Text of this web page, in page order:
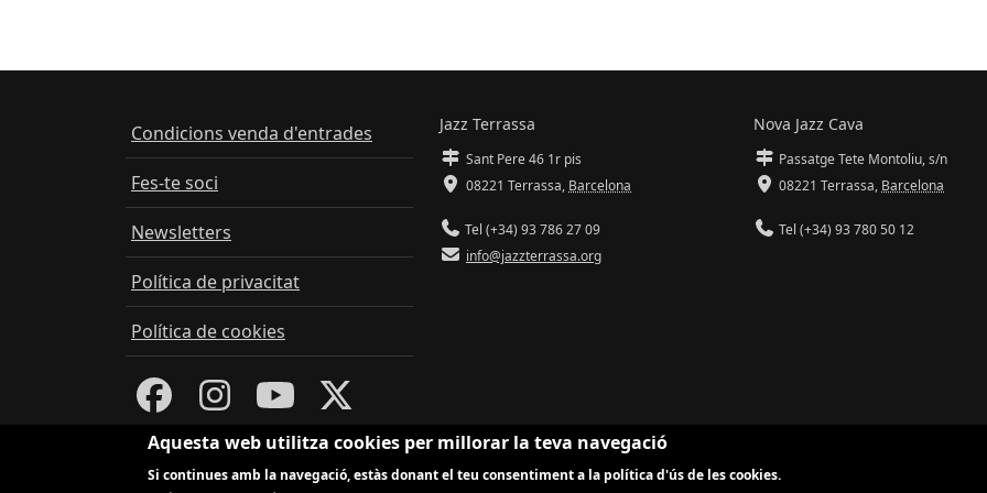
Condicions venda d'entrades
Fes-te soci
Newsletters
Política de privacitat
Política de cookies
Jazz Terrassa
Sant Pere 46 1r pis
08221 Terrassa, Barcelona
Tel (+34) 93 786 27 09
info@jazzterrassa.org
Nova Jazz Cava
Passatge Tete Montoliu, s/n
08221 Terrassa, Barcelona
Tel (+34) 93 780 50 12
Aquesta web utilitza cookies per millorar la teva navegació
Si continues amb la navegació, estàs donant el teu consentiment a la política d'ús de les cookies.